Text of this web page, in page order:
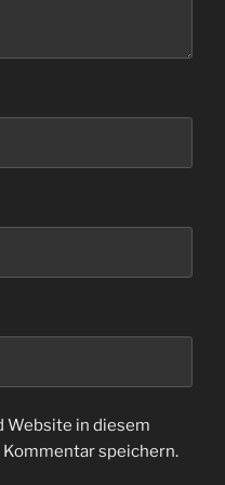
Website in diesem
speichern.